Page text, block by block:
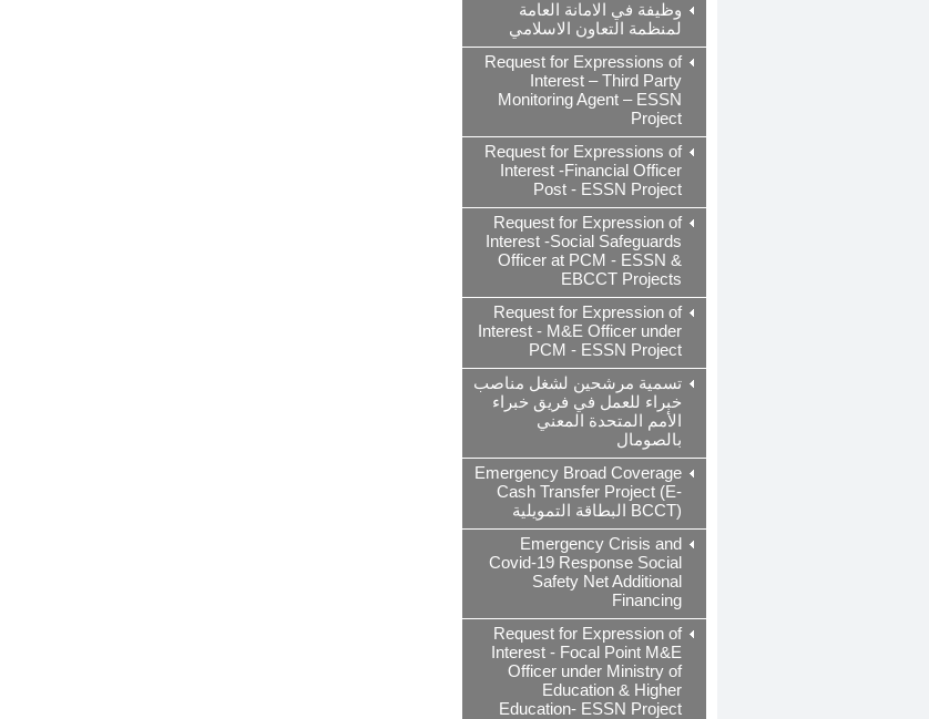
وظيفة في الامانة العامة
لمنظمة التعاون الاسلامي
Request for Expressions of
Interest – Third Party
Monitoring Agent – ESSN
Project
Request for Expressions of
Interest -Financial Officer
Post - ESSN Project
Request for Expression of
Interest -Social Safeguards
Officer at PCM - ESSN &
EBCCT Projects
Request for Expression of
Interest - M&E Officer under
PCM - ESSN Project
تسمية مرشحين لشغل مناصب
خبراء للعمل في فريق خبراء
الأمم المتحدة المعني
بالصومال
Emergency Broad Coverage
Cash Transfer Project (E-
BCCT) البطاقة التمويلية
Emergency Crisis and
Covid-19 Response Social
Safety Net Additional
Financing
Request for Expression of
Interest - Focal Point M&E
Officer under Ministry of
Education & Higher
Education- ESSN Project